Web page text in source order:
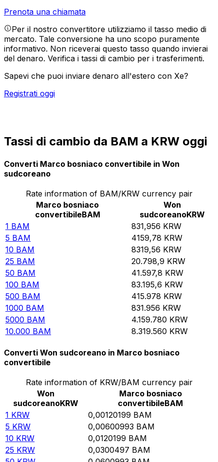
Prenota una chiamata
Per il nostro convertitore utilizziamo il tasso medio di
mercato. Tale conversione ha uno scopo puramente
informativo. Non riceverai questo tasso quando invierai
del denaro. Verifica i tassi di cambio per i trasferimenti.
Sapevi che puoi inviare denaro all'estero con Xe?
Registrati oggi
Tassi di cambio da BAM a KRW oggi
Converti Marco bosniaco convertibile in Won
sudcoreano
Rate information of BAM/KRW currency pair
Marco bosniaco
convertibileBAM
Won
sudcoreanoKRW
1 BAM 831,956 KRW
5 BAM 4159,78 KRW
10 BAM 8319,56 KRW
25 BAM 20.798,9 KRW
50 BAM 41.597,8 KRW
100 BAM 83.195,6 KRW
500 BAM 415.978 KRW
1000 BAM 831.956 KRW
5000 BAM 4.159.780 KRW
10.000 BAM 8.319.560 KRW
Converti Won sudcoreano in Marco bosniaco
convertibile
Rate information of KRW/BAM currency pair
Won
sudcoreanoKRW
Marco bosniaco
convertibileBAM
1 KRW 0,00120199 BAM
5 KRW 0,00600993 BAM
10 KRW 0,0120199 BAM
25 KRW 0,0300497 BAM